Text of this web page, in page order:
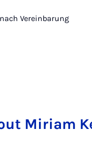
Vereinbarung
Miriam